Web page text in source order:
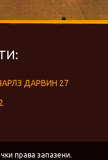
ДАРВИН 27
права запазени.